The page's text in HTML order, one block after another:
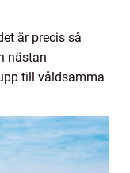
är precis så
nästan
till våldsamma